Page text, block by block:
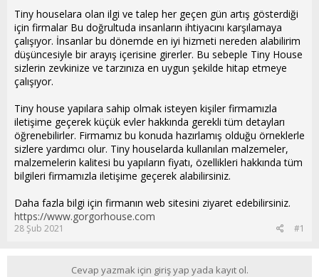
Tiny houselara olan ilgi ve talep her geçen gün artış gösterdiği
için firmalar Bu doğrultuda insanların ihtiyacını karşılamaya
çalışıyor. İnsanlar bu dönemde en iyi hizmeti nereden alabilirim
düşüncesiyle bir arayış içerisine girerler. Bu sebeple Tiny House
sizlerin zevkinize ve tarzınıza en uygun şekilde hitap etmeye
çalışıyor.
Tiny house yapılara sahip olmak isteyen kişiler firmamızla
iletişime geçerek küçük evler hakkında gerekli tüm detayları
öğrenebilirler. Firmamız bu konuda hazırlamış olduğu örneklerle
sizlere yardımcı olur. Tiny houselarda kullanılan malzemeler,
malzemelerin kalitesi bu yapıların fiyatı, özellikleri hakkında tüm
bilgileri firmamızla iletişime geçerek alabilirsiniz.
Daha fazla bilgi için firmanın web sitesini ziyaret edebilirsiniz.
https://www.gorgorhouse.com
28 Şub 2021 #1
Cevap yazmak için giriş yap yada kayıt ol.